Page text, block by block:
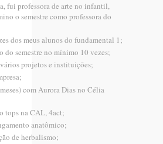
fui professora de arte no infantil,
o semestre como professora do
dos meus alunos do fundamental 1;
do semestre no mínimo 10 vezes;
projetos e instituições;
com Aurora Dias no Célia
tops na CAL, 4act;
anatômico;
de herbalismo;